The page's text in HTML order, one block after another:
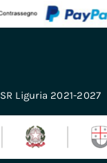
Liguria 2021-2027